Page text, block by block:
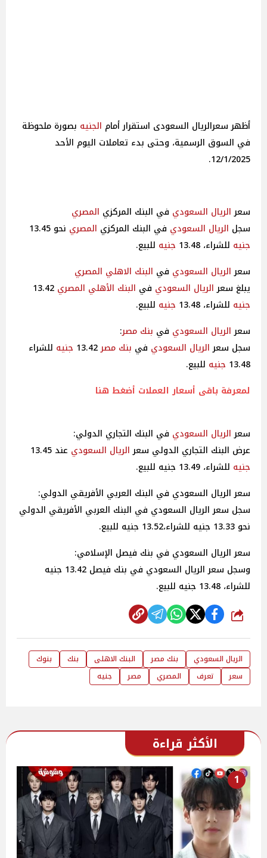
أظهر سعرالريال السعودى استقرار أمام الجنيه بصورة ملحوظة
في السوق الرسمية، وحتى بدء تعاملات اليوم الأحد
12/1/2025.
سعرالريال السعودي في البنك المركزي المصري
سجل الريال السعودي في البنك المركزي المصري نحو 13.45
جنيه للشراء، 13.48 جنيه للبيع.
سعرالريال السعودي في البنك الاهلي المصري
يبلغ سعرالريال السعودي في البنك الأهلي المصري
جنيه للشراء، 13.48 جنيه للبيع.
سعرالريال السعودي في بنك مصر:
سجل سعرالريال السعودي في بنك مصر13.42 جنيه للشراء
13.48 جنيه للبيع.
لمعرفة باقى أسعار العملات أضغط هنا
سعرالريال السعودي في البنك التجاري الدولي:
عرض البنك التجاري الدولي سعرالريال السعودي عند 13.45
جنيه للشراء، 13.49 جنيه للبيع.
سعر الريال السعودي في البنك العربي الأفريقي الدولي:
سجل سعر الريال السعودي في البنك العربي الأفريقي الدولي
نحو 13.33 جنيه للشراء،13.52 جنيه للبيع.
سعر الريال السعودي في بنك فيصل الإسلامي:
وسجل سعر الريال السعودي في بنك فيصل 13.42 جنيه
للشراء، 13.48 جنيه للبيع.
شارك
الريال السعودي بنك مصر البنك الاهلى بنك
بنوك
سعر
تعرف المصري مصر جنيه
الأكثر قراءة
1